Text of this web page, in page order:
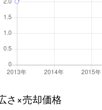
さ×売却価格